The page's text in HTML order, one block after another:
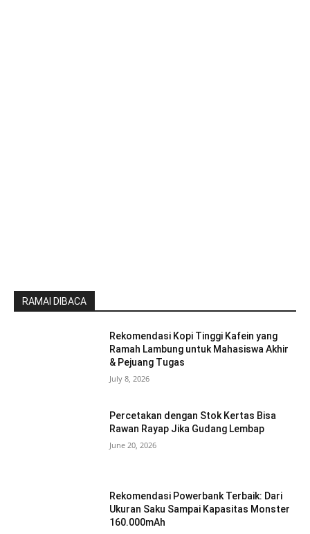
RAMAI DIBACA
Rekomendasi Kopi Tinggi Kafein yang
Ramah Lambung untuk Mahasiswa Akhir
& Pejuang Tugas
July 8, 2026
Percetakan dengan Stok Kertas Bisa
Rawan Rayap Jika Gudang Lembap
June 20, 2026
Rekomendasi Powerbank Terbaik: Dari
Ukuran Saku Sampai Kapasitas Monster
160.000mAh